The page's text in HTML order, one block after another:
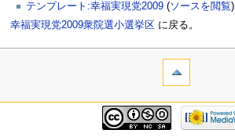
テンプレート:幸福実現党2009 (ソースを閲覧)
幸福実現党2009衆院選小選挙区 に戻る。